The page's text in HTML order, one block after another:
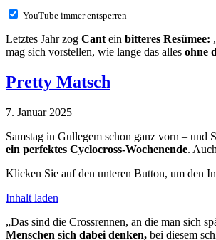
YouTube immer entsperren
Letztes Jahr zog Cant ein bitteres Resümee:
mag sich vorstellen, wie lange das alles ohne
Pretty Matsch
7. Januar 2025
Samstag in Gullegem schon ganz vorn – und
ein perfektes Cyclocross-Wochenende.
Klicken Sie auf den unteren Button, um den
Inhalt laden
„Das sind die Crossrennen, an die man sich
Menschen sich dabei denken, bei diesem